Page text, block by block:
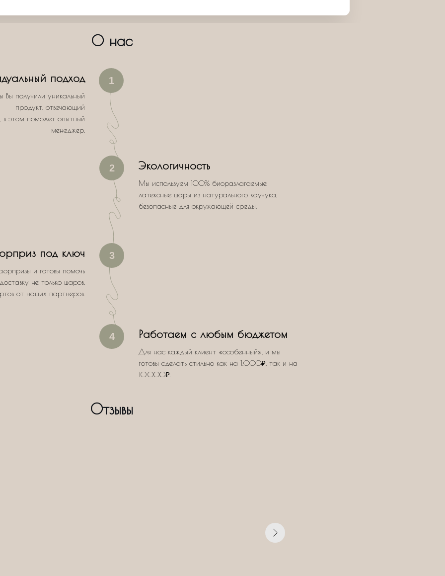
О нас
Экологичность
Мы используем 100% биоразлагаемые
латексные шары из натурального каучука,
безопасные для окружающей среды.
Вы получили уникальный
продукт, отвечающий
в этом поможет опытный
менеджер.
подход
и готовы помочь
не только шаров,
от наших партнеров.
под ключ
1
2
3
Работаем с любым бюджетом
Для нас каждый клиент «особенный», и мы
готовы сделать стильно как на 1.000₽, так и на
10.000₽.
4
Отзывы